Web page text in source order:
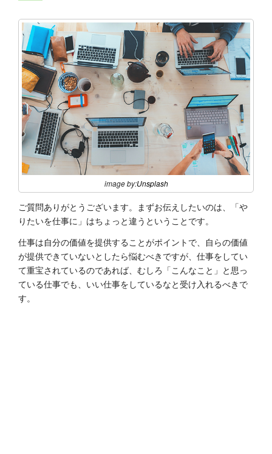
image by:Unsplash
ご質問ありがとうございます。まずお伝えしたいのは、「や
りたいを仕事に」はちょっと違うということです。
仕事は自分の価値を提供することがポイントで、自らの価値
が提供できていないとしたら悩むべきですが、仕事をしてい
て重宝されているのであれば、むしろ「こんなこと」と思っ
ている仕事でも、いい仕事をしているなと受け入れるべきで
す。